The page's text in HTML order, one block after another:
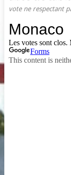
vote ne respectant